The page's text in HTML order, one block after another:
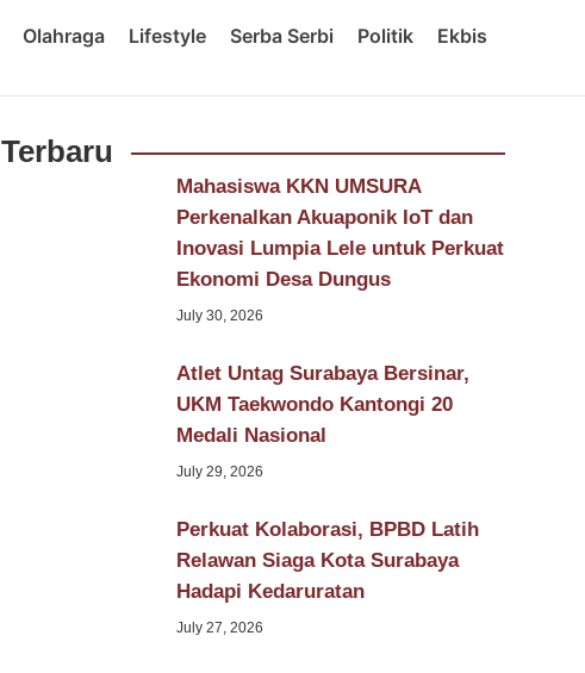
Olahraga Lifestyle Serba Serbi Politik Ekbis
Terbaru
Mahasiswa KKN UMSURA
Perkenalkan Akuaponik IoT dan
Inovasi Lumpia Lele untuk Perkuat
Ekonomi Desa Dungus
July 30, 2026
Atlet Untag Surabaya Bersinar,
UKM Taekwondo Kantongi 20
Medali Nasional
July 29, 2026
Perkuat Kolaborasi, BPBD Latih
Relawan Siaga Kota Surabaya
Hadapi Kedaruratan
July 27, 2026